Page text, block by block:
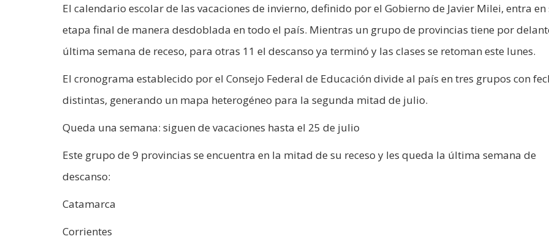
El calendario escolar de las vacaciones de invierno, definido por el Gobierno de Javier Milei, entra en
etapa final de manera desdoblada en todo el país. Mientras un grupo de provincias tiene por
última semana de receso, para otras 11 el descanso ya terminó y las clases se retoman este lunes.
El cronograma establecido por el Consejo Federal de Educación divide al país en tres grupos con
distintas, generando un mapa heterogéneo para la segunda mitad de julio.
Queda una semana: siguen de vacaciones hasta el 25 de julio
Este grupo de 9 provincias se encuentra en la mitad de su receso y les queda la última semana de
descanso:
Catamarca
Corrientes